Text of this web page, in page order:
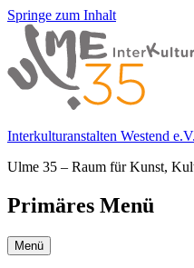
Springe zum Inhalt
Interkulturanstalten Westend e.V.
Ulme 35 – Raum für Kunst,
Primäres Menü
Menü